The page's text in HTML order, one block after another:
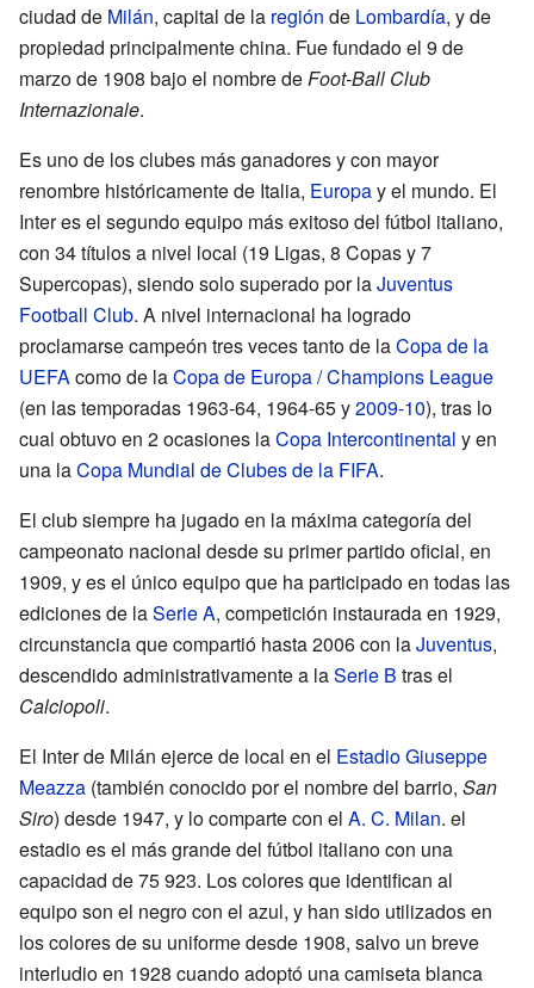
ciudad de Milán, capital de la región de Lombardía, y de
propiedad principalmente china. Fue fundado el 9 de
marzo de 1908 bajo el nombre deFoot-Ball Club
Internazionale.
Es uno de los clubes más ganadores y con mayor
renombre históricamente de Italia, Europay el mundo. El
Inter es el segundo equipo más exitoso del fútbol italiano,
con 34 títulos a nivel local (19 Ligas, 8 Copas y 7
Supercopas), siendo solo superado por laJuventus
Football Club. A nivel internacional ha logrado
proclamarse campeón tres veces tanto de laCopa de la
UEFAcomo de laCopa de Europa / Champions League
(en las temporadas 1963-64, 1964-65 y2009-10), tras lo
cual obtuvo en 2 ocasiones laCopa Intercontinental y en
una laCopa Mundial de Clubes de la FIFA.
El club siempre ha jugado en la máxima categoría del
campeonato nacional desde su primer partido oficial, en
1909, y es el único equipo que ha participado en todas las
ediciones de laSerie A, competición instaurada en 1929,
circunstancia que compartió hasta 2006 con laJuventus,
descendido administrativamente a laSerie B tras el
Calciopoli.
El Inter de Milán ejerce de local en el Estadio Giuseppe
Meazza (también conocido por el nombre del barrio, San
Siro) desde 1947, y lo comparte con el A. C. Milan. el
estadio es el más grande del fútbol italiano con una
capacidad de 75 923. Los colores que identifican al
equipo son el negro con el azul, y han sido utilizados en
los colores de su uniforme desde 1908, salvo un breve
interludio en 1928 cuando adoptó una camiseta blanca